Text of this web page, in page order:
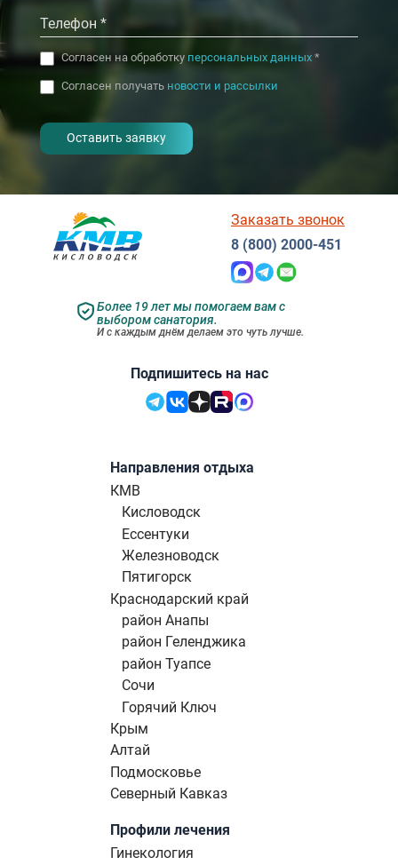
Согласен на обработку персональных данных*
Согласен получать новости и рассылки
Подпишитесь на нас
Более 19 лет мы помогаем вам с
выбором санатория.
И с каждым днём делаем это чуть лучше.
Заказать звонок
8 (800) 2000-451
Направления отдыха
КМВ
Кисловодск
Ессентуки
Железноводск
Пятигорск
Краснодарский край
район Анапы
район Геленджика
район Туапсе
Сочи
Горячий Ключ
Крым
Алтай
Подмосковье
Северный Кавказ
Профили лечения
Гинекология